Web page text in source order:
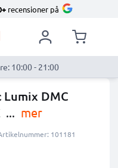
recensioner på
10:00 - 21:00
DMC
... mer
101181